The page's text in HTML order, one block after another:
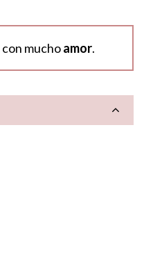
con muchoamor.